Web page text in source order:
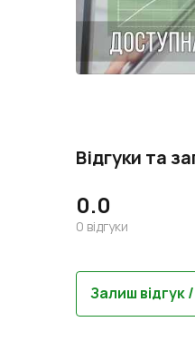
Відгуки та
0.0
0 відгуки
Залиш відгук